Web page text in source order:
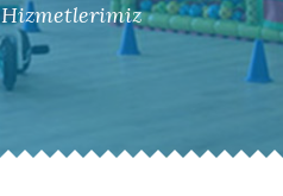
Hizmetlerimiz